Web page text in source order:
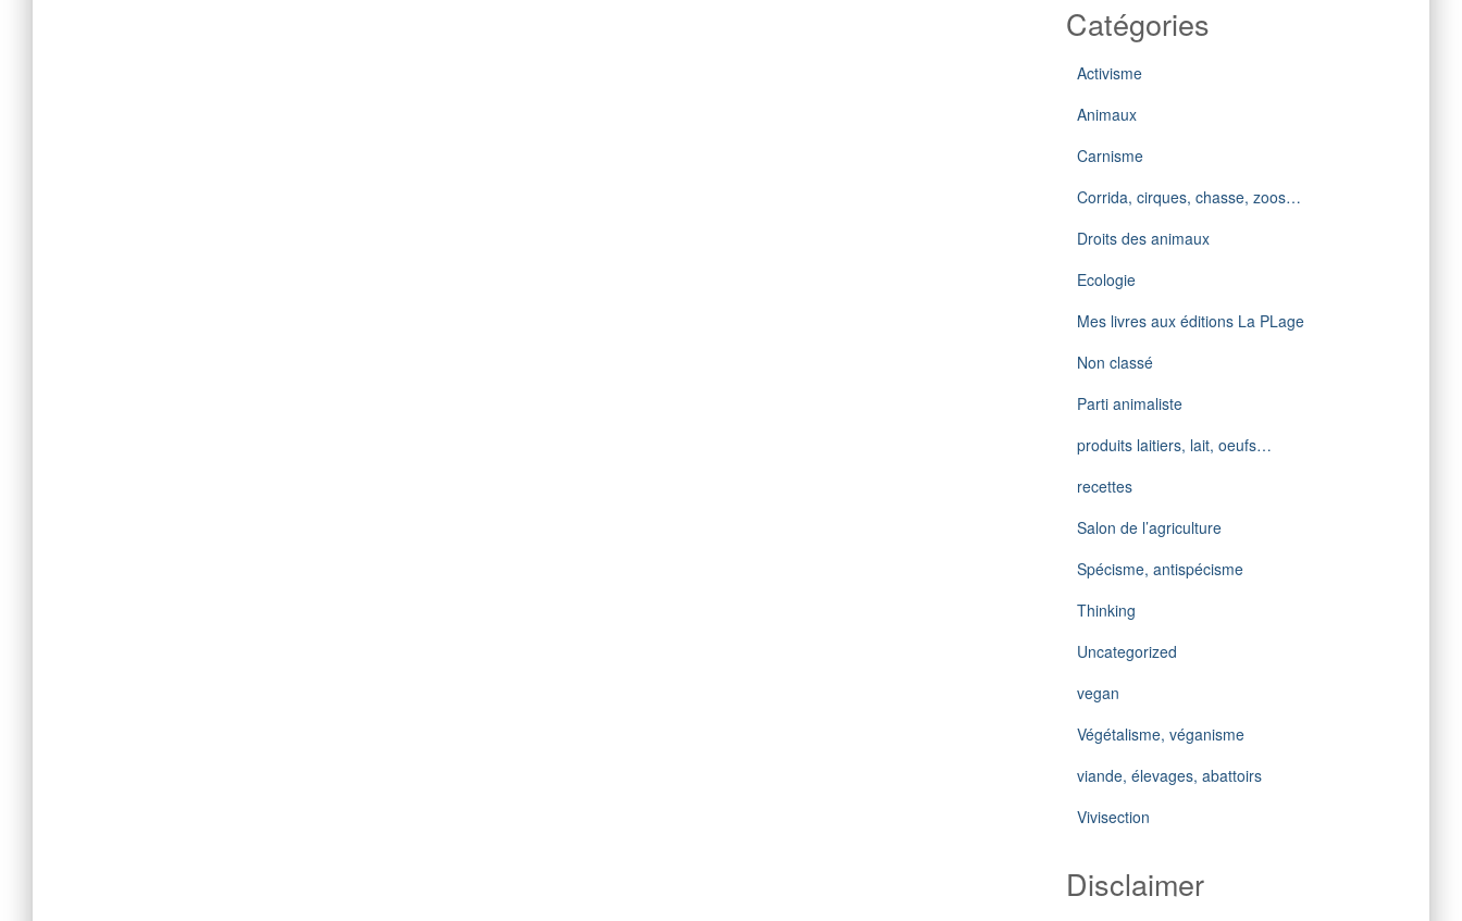
Catégories
Activisme
Animaux
Carnisme
Corrida, cirques, chasse, zoos…
Droits des animaux
Ecologie
Mes livres aux éditions La PLage
Non classé
Parti animaliste
produits laitiers, lait, oeufs…
recettes
Salon de l’agriculture
Spécisme, antispécisme
Thinking
Uncategorized
vegan
Végétalisme, véganisme
viande, élevages, abattoirs
Vivisection
Disclaimer